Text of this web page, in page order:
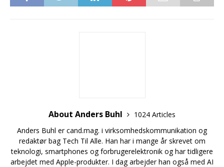
About Anders Buhl
1024 Articles
Anders Buhl er cand.mag. i virksomhedskommunikation og
redaktør bag Tech Til Alle. Han har i mange år skrevet om
teknologi, smartphones og forbrugerelektronik og har tidligere
arbejdet med Apple-produkter. I dag arbejder han også med AI